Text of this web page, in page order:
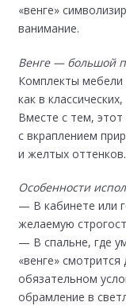
«венге»
ванимание.
Венге — большой
Комплекты мебели
как в
Вместе с тем,
с вкраплением
и желтых оттенков.
Особенности
— В кабинете или
желаемую
— В спальне, где
«венге»
обязательном
обрамление в